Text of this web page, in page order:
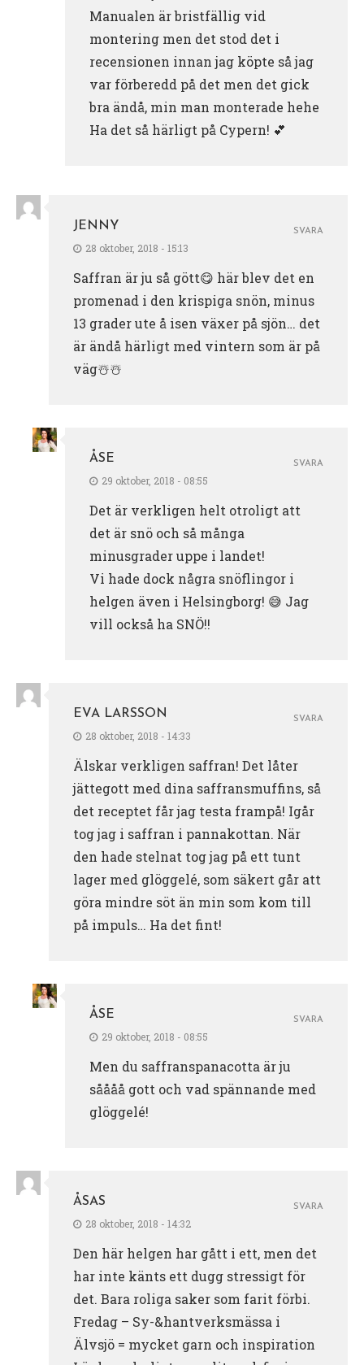
Manualen är bristfällig vid
montering men det stod det i
recensionen innan jag köpte så jag
var förberedd på det men det gick
bra ändå, min man monterade hehe
Ha det så härligt på Cypern! 💕
JENNY
28 oktober, 2018 - 15:13
Saffran är ju så gött😋 här blev det en
promenad i den krispiga snön, minus
13 grader ute å isen växer på sjön… det
är ändå härligt med vintern som är på
väg☃️☃️
SVARA
ÅSE
29 oktober, 2018 - 08:55
Det är verkligen helt otroligt att
det är snö och så många
minusgrader uppe i landet!
Vi hade dock några snöflingor i
helgen även i Helsingborg! 😅 Jag
vill också ha SNÖ!!
SVARA
EVA LARSSON
28 oktober, 2018 - 14:33
Älskar verkligen saffran! Det låter
jättegott med dina saffransmuffins, så
det receptet får jag testa frampå! Igår
tog jag i saffran i pannakottan. När
den hade stelnat tog jag på ett tunt
lager med glöggelé, som säkert går att
göra mindre söt än min som kom till
på impuls… Ha det fint!
SVARA
ÅSE
29 oktober, 2018 - 08:55
Men du saffranspanacotta är ju
såååå gott och vad spännande med
glöggelé!
SVARA
ÅSAS
28 oktober, 2018 - 14:32
Den här helgen har gått i ett, men det
har inte känts ett dugg stressigt för
det. Bara roliga saker som farit förbi.
Fredag – Sy-&hantverksmässa i
Älvsjö = mycket garn och inspiration
SVARA